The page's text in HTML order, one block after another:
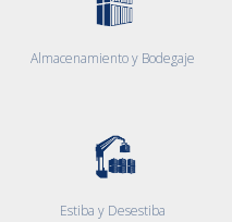
Almacenamiento y Bodegaje
Estiba y Desestiba